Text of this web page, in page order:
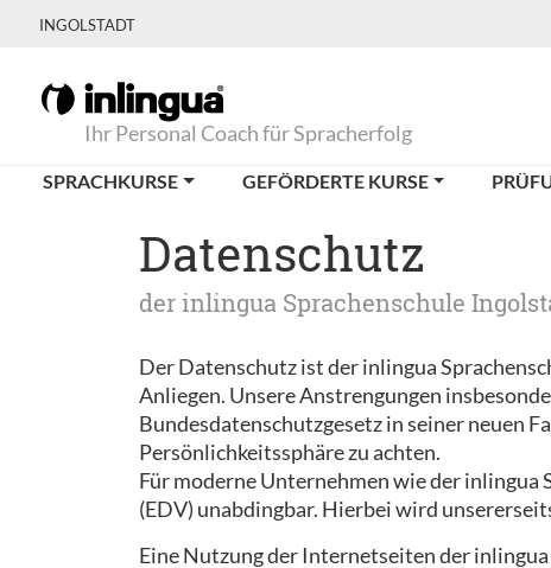
INGOLSTADT
Ihr Personal Coach für Spracherfolg
SPRACHKURSE GEFÖRDERTE KURSE
Datenschutz
der inlingua Sprachenschule
Der Datenschutz ist der inlingua
Anliegen. Unsere Anstrengungen
Bundesdatenschutzgesetz in seiner neuen
Persönlichkeitssphäre zu achten.
Für moderne Unternehmen wie der
(EDV) unabdingbar. Hierbei wird
Eine Nutzung der Internetseiten der